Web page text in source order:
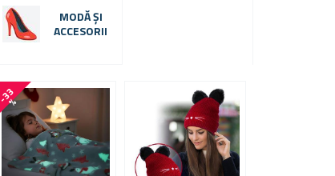
MODĂ ȘI
ACCESORII
-
3
3
%